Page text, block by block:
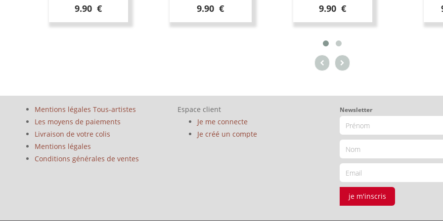
9.90 € 9.90 € 9.90 €
Mentions légales Tous-artistes
Les moyens de paiements
Livraison de votre colis
Mentions légales
Conditions générales de ventes
Espace client
Je me connecte
Je créé un compte
Newsletter
je m'inscris